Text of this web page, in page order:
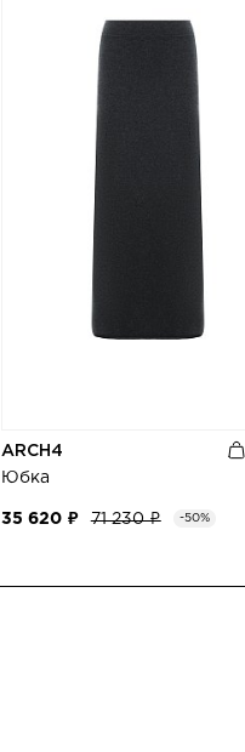
ARCH4
Юбка
35 620 ₽ 71 230 ₽ -50%